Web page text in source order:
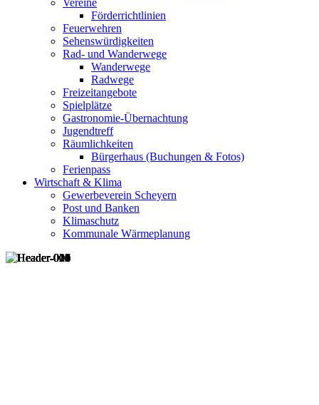
Vereine
Förderrichtlinien
Feuerwehren
Sehenswürdigkeiten
Rad- und Wanderwege
Wanderwege
Radwege
Freizeitangebote
Spielplätze
Gastronomie-Übernachtung
Jugendtreff
Räumlichkeiten
Bürgerhaus (Buchungen & Fotos)
Ferienpass
Wirtschaft & Klima
Gewerbeverein Scheyern
Post und Banken
Klimaschutz
Kommunale Wärmeplanung